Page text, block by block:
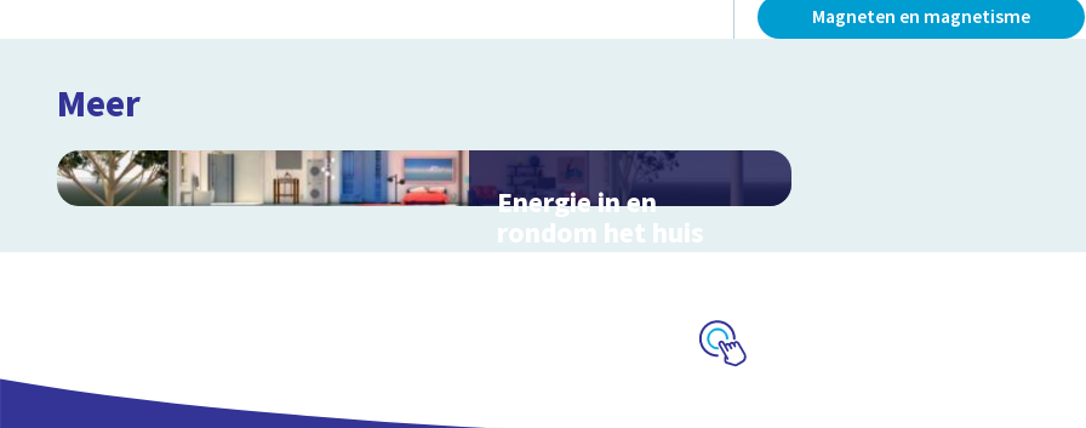
Magneten en magnetisme
Meer
Energie in en
rondom het huis
Interactieve schoolplaat in